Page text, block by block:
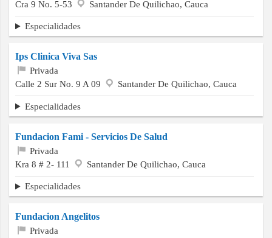
Cra 9 No. 5-53
Santander De Quilichao, Cauca
Especialidades
Ips Clinica Viva Sas
Privada
Calle 2 Sur No. 9 A 09
Santander De Quilichao, Cauca
Especialidades
Fundacion Fami - Servicios De Salud
Privada
Kra 8 # 2- 111
Santander De Quilichao, Cauca
Especialidades
Fundacion Angelitos
Privada